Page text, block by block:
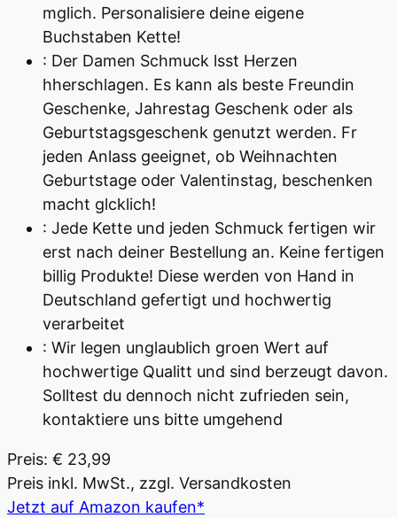
mglich. Personalisiere deine eigene
Buchstaben Kette!
: Der Damen Schmuck lsst Herzen
hherschlagen. Es kann als beste Freundin
Geschenke, Jahrestag Geschenk oder als
Geburtstagsgeschenk genutzt werden. Fr
jeden Anlass geeignet, ob Weihnachten
Geburtstage oder Valentinstag, beschenken
macht glcklich!
: Jede Kette und jeden Schmuck fertigen wir
erst nach deiner Bestellung an. Keine fertigen
billig Produkte! Diese werden von Hand in
Deutschland gefertigt und hochwertig
verarbeitet
: Wir legen unglaublich groen Wert auf
hochwertige Qualitt und sind berzeugt davon.
Solltest du dennoch nicht zufrieden sein,
kontaktiere uns bitte umgehend
Preis: € 23,99
Preis inkl. MwSt., zzgl. Versandkosten
Jetzt auf Amazon kaufen*